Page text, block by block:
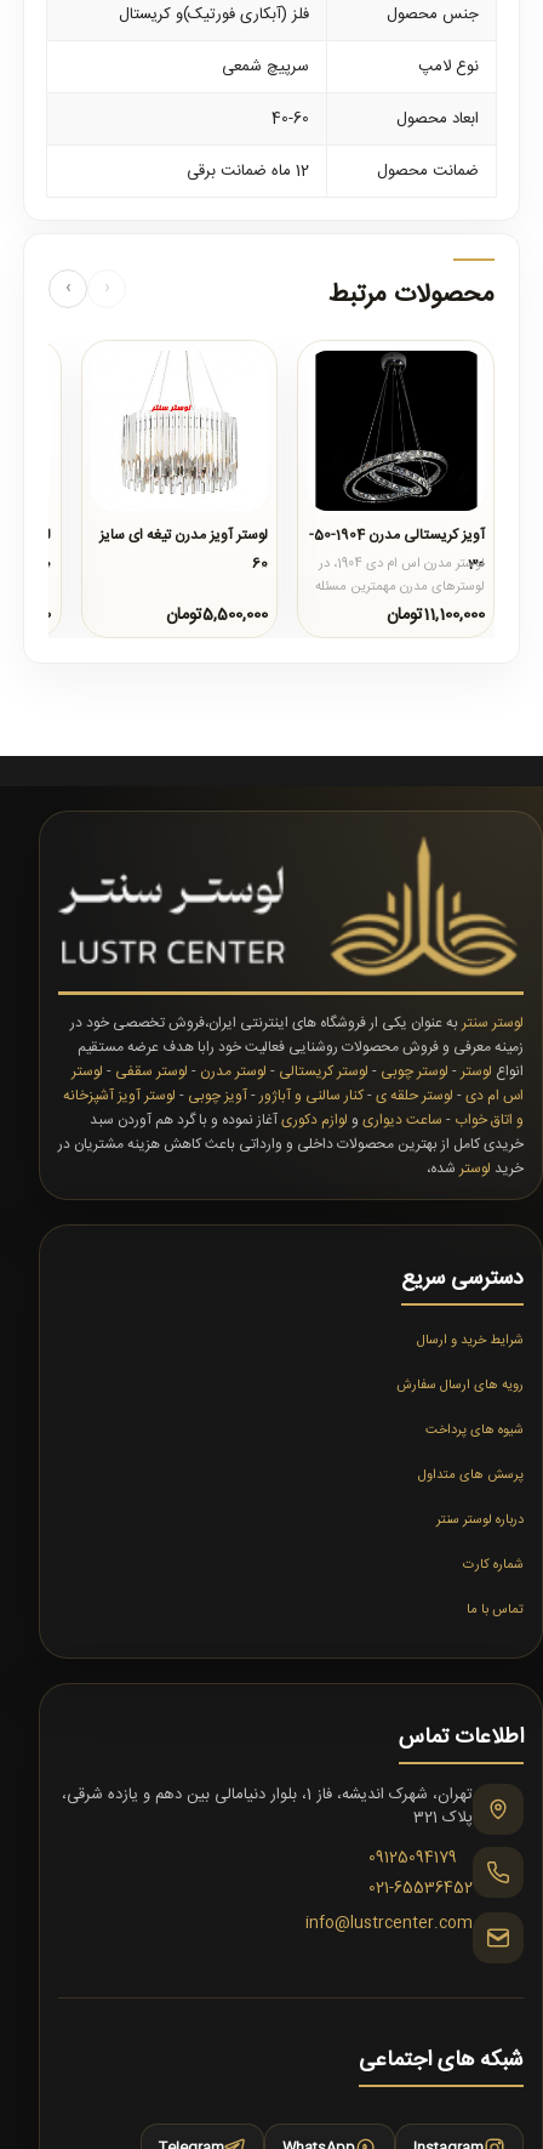
جنس محصول
فلز (آبکاری فورتیک)و کریستال
نوع لامپ
سرپیچ شمعی
ابعاد محصول
40-60
ضمانت محصول
12 ماه ضمانت برقی
محصولات مرتبط ‹
›
آویز کریستالی مدرن 1904-50-
30
لوستر مدرن اس ام دی 1904، در
لوسترهای مدرن مهمترین مسئله
زیبایی محصول است و نور آن در
درجه دوم اهمیت..
11,100,000تومان
لوستر آویز مدرن تیغه ای سایز
60
..
5,500,000تومان
لوستر
60..
لوستر سنتر به عنوان یکی ار فروشگاه های اینترنتی ایران،فروش تخصصی خود در
زمینه معرفی و فروش محصولات روشنایی فعالیت خود رابا هدف عرضه مستقیم
انواع لوستر - لوستر چوبی - لوستر کریستالی - لوستر مدرن - لوستر سقفی - لوستر
اس ام دی- لوستر حلقه ی-کنار سالنی و آباژور-آویز چوبی - لوستر آویز آشپزخانه
و اتاق خواب - ساعت دیواری و لوازم دکوریآغاز نموده و با گرد هم آوردن سبد
خریدی کامل از بهترین محصولات داخلی و وارداتی باعث کاهش هزینه مشتریان در
خرید لوستر شده،
دسترسی سریع
شرایط خرید و ارسال
رویه های ارسال سفارش
شیوه های پرداخت
پرسش های متداول
درباره لوستر سنتر
شماره کارت
تماس با ما
اطلاعات تماس
تهران، شهرک اندیشه، فاز 1، بلوار دنیامالی بین دهم و یازده شرقی،
پلاک 321
09125094179
021-65536452
info@lustrcenter.com
شبکه های اجتماعی